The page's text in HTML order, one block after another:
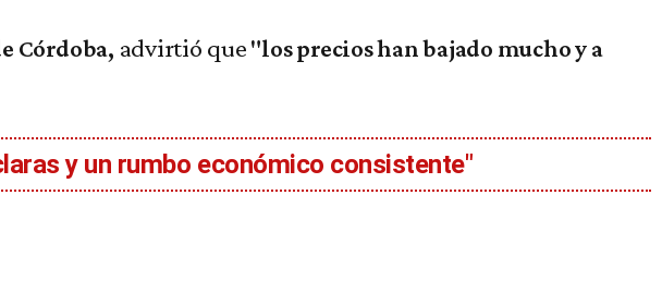
Córdoba, advirtió que "los precios han bajado mucho y a
y un rumbo económico consistente"